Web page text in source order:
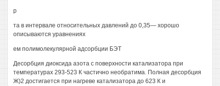
р
та в интервале относительных давлений до 0,35— хорошо
описываются уравнениях
ем полимолекулярной адсорбции БЭТ
Десорбция диоксида азота с поверхности катализатора при
температурах 293-523 К частично необратима. Полная десорбция
Ж)2 достигается при нагреве катализатора до 623 К и